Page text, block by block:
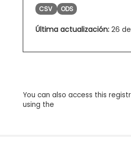
CSV ODS
Última actualización: 26
You can also access this
using the